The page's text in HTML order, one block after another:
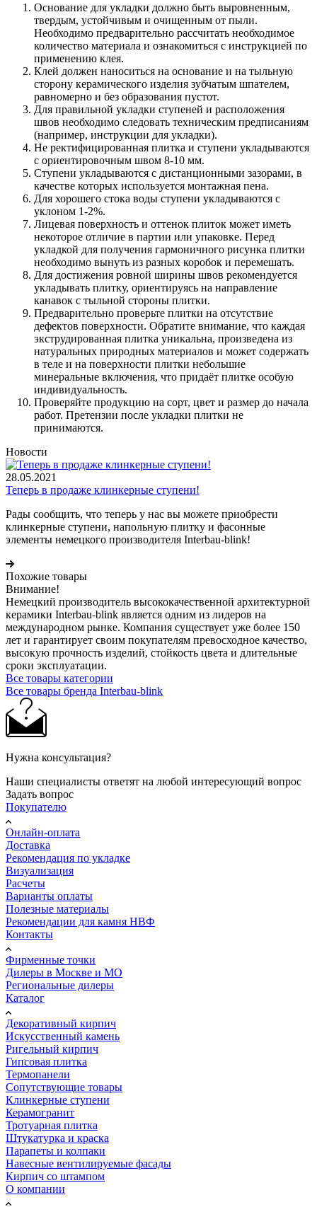
Основание для укладки должно быть выровненным,
твердым, устойчивым и очищенным от пыли.
Необходимо предварительно рассчитать необходимое
количество материала и ознакомиться с инструкцией по
применению клея.
Клей должен наноситься на основание и на тыльную
сторону керамического изделия зубчатым шпателем,
равномерно и без образования пустот.
Для правильной укладки ступеней и расположения
швов необходимо следовать техническим предписаниям
(например, инструкции для укладки).
Не ректифицированная плитка и ступени укладываются
с ориентировочным швом 8-10 мм.
Ступени укладываются с дистанционными зазорами, в
качестве которых используется монтажная пена.
Для хорошего стока воды ступени укладываются с
уклоном 1-2%.
Лицевая поверхность и оттенок плиток может иметь
некоторое отличие в партии или упаковке. Перед
укладкой для получения гармоничного рисунка плитки
необходимо вынуть из разных коробок и перемешать.
Для достижения ровной ширины швов рекомендуется
укладывать плитку, ориентируясь на направление
канавок с тыльной стороны плитки.
Предварительно проверьте плитки на отсутствие
дефектов поверхности. Обратите внимание, что каждая
экструдированная плитка уникальна, произведена из
натуральных природных материалов и может содержать
в теле и на поверхности плитки небольшие
минеральные включения, что придаёт плитке особую
индивидуальность.
Проверяйте продукцию на сорт, цвет и размер до начала
работ. Претензии после укладки плитки не
принимаются.
Новости
28.05.2021
Теперь в продаже клинкерные ступени!
Рады сообщить, что теперь у нас вы можете приобрести
клинкерные ступени, напольную плитку и фасонные
элементы немецкого производителя Interbau-blink!
Похожие товары
Внимание!
Немецкий производитель высококачественной архитектурной
керамики Interbau-blink является одним из лидеров на
международном рынке. Компания существует уже более 150
лет и гарантирует своим покупателям превосходное качество,
высокую прочность изделий, стойкость цвета и длительные
сроки эксплуатации.
Все товары категории
Все товары бренда Interbau-blink
Нужна консультация?
Наши специалисты ответят на любой интересующий вопрос
Задать вопрос
Покупателю
Онлайн-оплата
Доставка
Рекомендация по укладке
Визуализация
Расчеты
Варианты оплаты
Полезные материалы
Рекомендации для камня НВФ
Контакты
Фирменные точки
Дилеры в Москве и МО
Региональные дилеры
Каталог
Декоративный кирпич
Искусственный камень
Ригельный кирпич
Гипсовая плитка
Термопанели
Сопутствующие товары
Клинкерные ступени
Керамогранит
Тротуарная плитка
Штукатурка и краска
Парапеты и колпаки
Навесные вентилируемые фасады
Кирпич со штампом
О компании